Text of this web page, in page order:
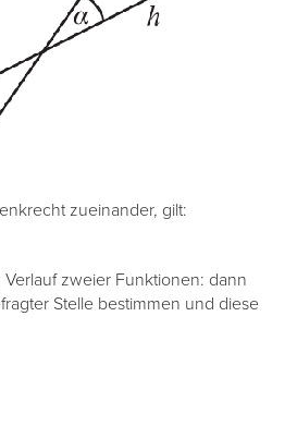
zueinander, gilt:
zweier Funktionen: dann
Stelle bestimmen und diese